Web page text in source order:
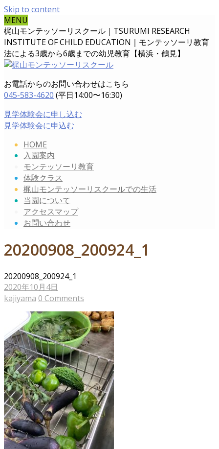
Skip to content
MENU
梶山モンテッソーリスクール｜TSURUMI RESEARCH
INSTITUTE OF CHILD EDUCATION｜ モンテッソーリ教育
法による3歳から6歳までの幼児教育【横浜・鶴見】
お電話からのお問い合わせはこちら
045-583-4620 (平日14:00〜16:30)
見学体験会に申し込む
見学体験会に申込む
HOME
入園案内
モンテッソーリ教育
体験クラス
梶山モンテッソーリスクールでの生活
当園について
アクセスマップ
お問い合わせ
20200908_200924_1
20200908_200924_1
2020年10月4日
kajiyama 0 Comments